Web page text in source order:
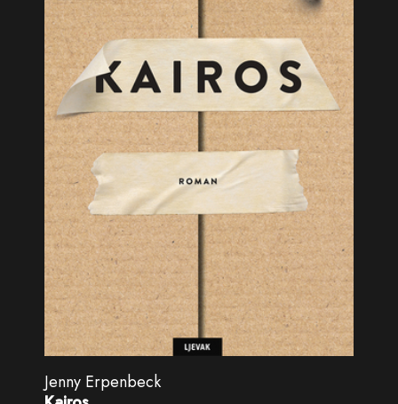
Jenny Erpenbeck